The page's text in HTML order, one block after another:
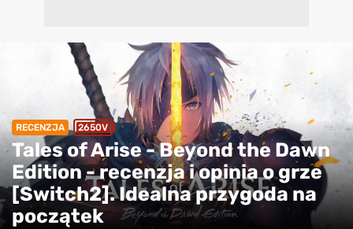
RECENZJA 2650V
Tales of Arise - Beyond the Dawn
Edition - recenzja i opinia o grze
[Switch2]. Idealna przygoda na
początek